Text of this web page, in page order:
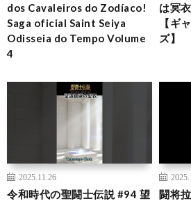
dos Cavaleiros do Zodíaco!
Saga oficial Saint Seiya
Odisseia do Tempo Volume
4
は冥
【ギ
ズ】
2025.11.26
令和時代の聖闘士伝説 #94 望
闘将